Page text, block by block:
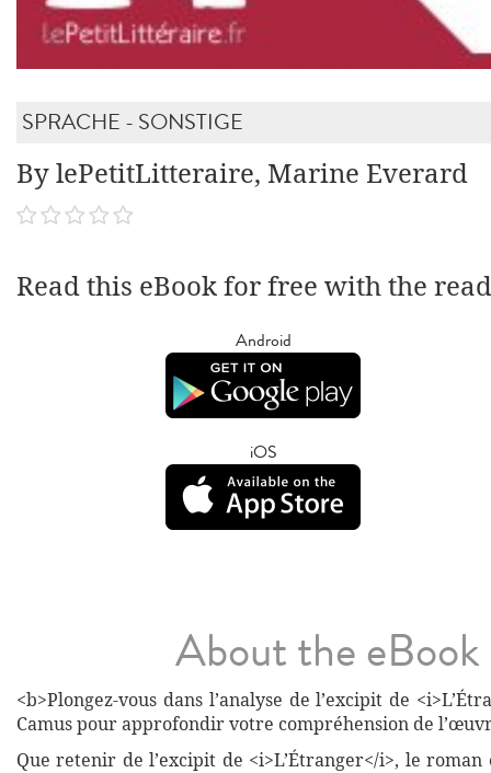
SPRACHE - SONSTIGE
By lePetitLitteraire, Marine Everard
Read this eBook for free with the
Android
iOS
About the eBook
<b>Plongez-vous dans l’analyse de l’excipit de
Camus pour approfondir votre compréhension de
Que retenir de l’excipit de <i>L’Étranger</i>, le